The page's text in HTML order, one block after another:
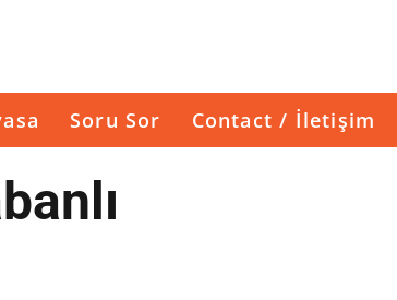
Soru Sor Contact / İletişim